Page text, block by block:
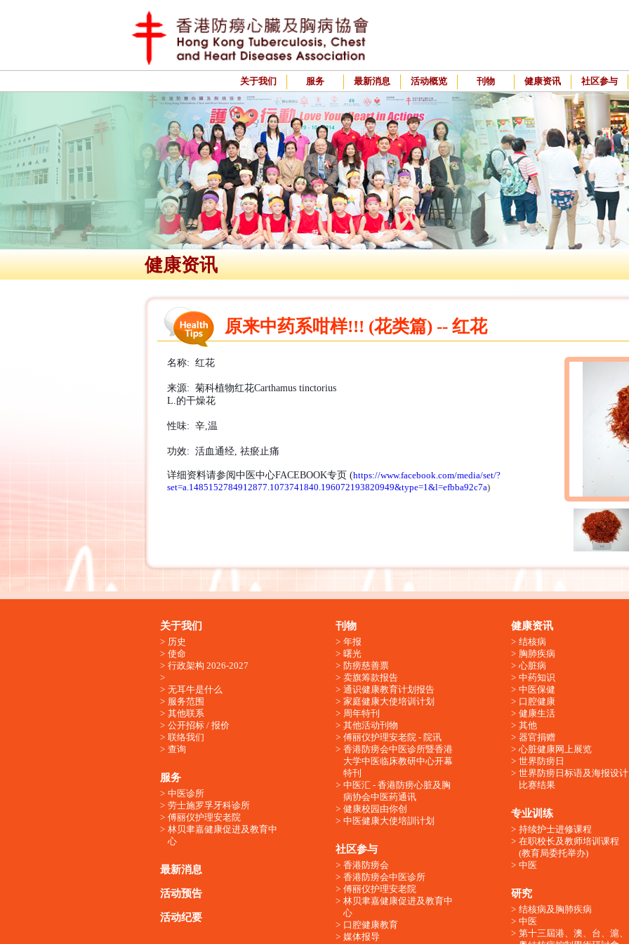
关于我们 服务 最新消息 活动概览 刊物 健康资讯 社区参与
健康资讯
原来中药系咁样!!! (花类篇) -- 红花
名称: 红花
来源: 菊科植物红花Carthamus tinctorius
L.的干燥花
性味: 辛,温
功效: 活血通经, 祛瘀止痛
详细资料请参阅中医中心FACEBOOK专页 (https://www.facebook.com/media/set/?
set=a.1485152784912877.1073741840.196072193820949&type=1&l=efbba92c7a)
关于我们
历史
使命
行政架构 2026-2027
无耳牛是什么
服务范围
其他联系
公开招标 / 报价
联络我们
查询
服务
中医诊所
劳士施罗孚牙科诊所
傅丽仪护理安老院
林贝聿嘉健康促进及教育中
心
最新消息
活动预告
活动纪要
刊物
年报
曙光
防痨慈善票
卖旗筹款报告
通识健康教育计划报告
家庭健康大使培训计划
周年特刊
其他活动刊物
傅丽仪护理安老院 - 院讯
香港防痨会中医诊所暨香港
大学中医临床教研中心开幕
特刊
中医汇 - 香港防痨心脏及胸
病协会中医药通讯
健康校园由你创
中医健康大使培訓计划
社区参与
香港防痨会
香港防痨会中医诊所
傅丽仪护理安老院
林贝聿嘉健康促进及教育中
心
口腔健康教育
媒体报导
健康资讯
结核病
胸肺疾病
心脏病
中药知识
中医保健
口腔健康
健康生活
其他
器官捐赠
心脏健康网上展览
世界防痨日
世界防痨日标语及海报设计
比赛结果
专业训练
持续护士进修课程
在职校长及教师培训课程
(教育局委托举办)
中医
研究
结核病及胸肺疾病
中医
第十三屆港、澳、台、滬、